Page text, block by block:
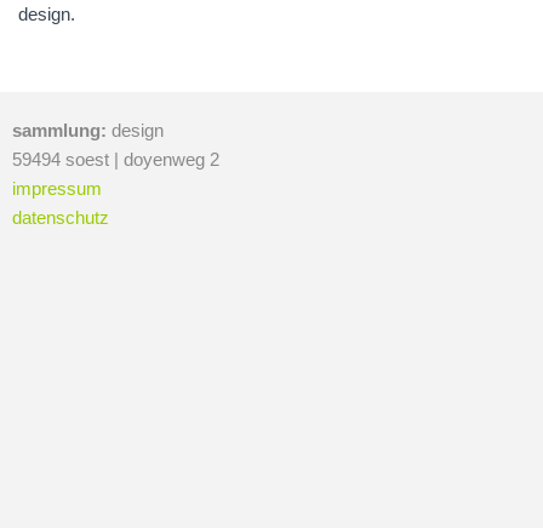
design.
sammlung: design
59494 soest | doyenweg 2
impressum
datenschutz